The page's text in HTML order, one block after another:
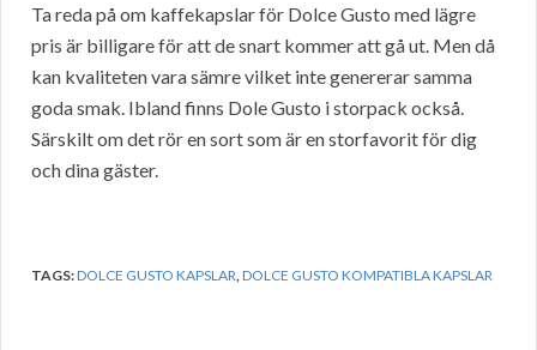
Ta reda på om kaffekapslar för Dolce Gusto med lägre
pris är billigare för att de snart kommer att gå ut. Men då
kan kvaliteten vara sämre vilket inte genererar samma
goda smak. Ibland finns Dole Gusto i storpack också.
Särskilt om det rör en sort som är en storfavorit för dig
och dina gäster.
TAGS:DOLCE GUSTO KAPSLAR,DOLCE GUSTO KOMPATIBLA KAPSLAR